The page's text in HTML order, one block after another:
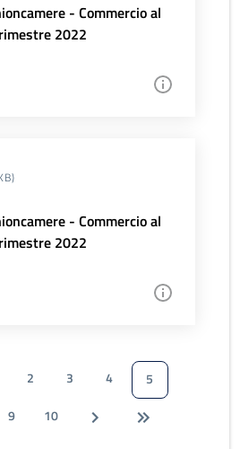
- Commercio al
2022
- Commercio al
2022
2 3 4
5
9 10